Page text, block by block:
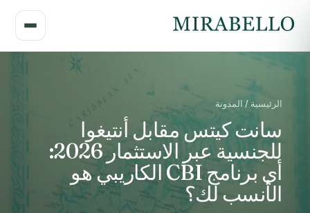
الرئيسية / المدونة
سانت كيتس مقابل أنتيغوا
للجنسية عبر الاستثمار 2026:
أي برنامج CBI الكاريبي هو
الأنسب لك؟